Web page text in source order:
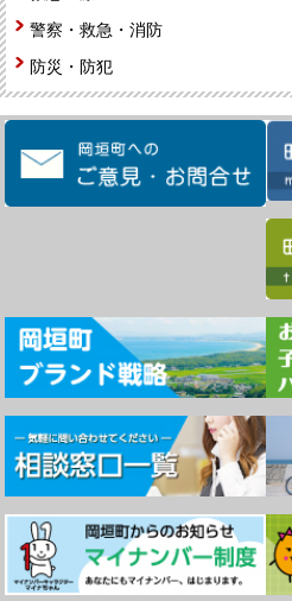
警察・救急・消防
防災・防犯